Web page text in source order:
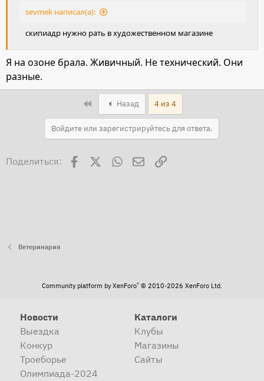
sevmek написал(а):
скипиадр нужно рать в художественном магазине
Я на озоне брала. Живичный. Не технический. Они
разные.
Назад 4 из 4
Войдите или зарегистрируйтесь для ответа.
Поделиться: Facebook WhatsAppЭлектронная почта
Ссылка
Ветеринария
Community platform by XenForo® © 2010-2026 XenForo Ltd.
Новости
Выездка
Конкур
Троеборье
Олимпиада-2024
Каталоги
Клубы
Магазины
Сайты